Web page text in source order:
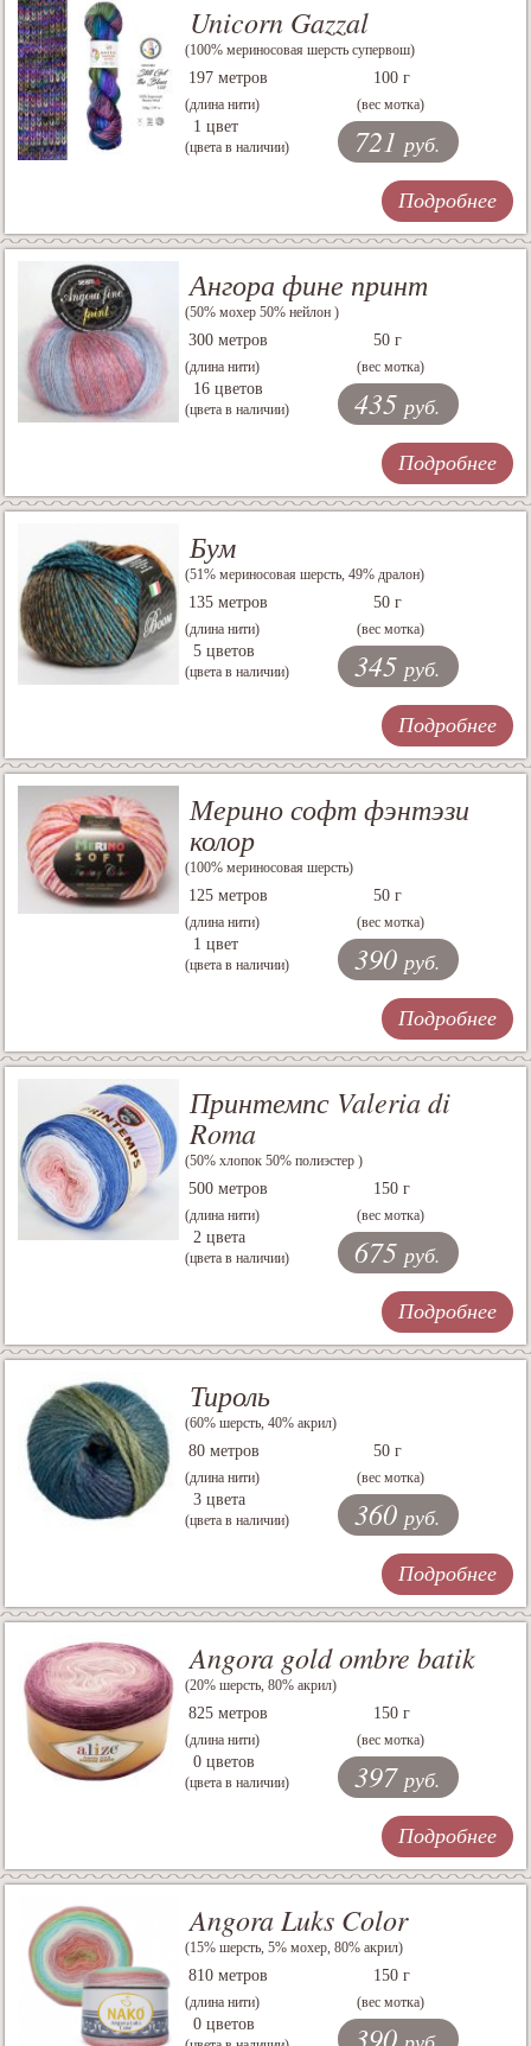
Unicorn Gazzal
(100% мериносовая шерсть супервош)
197 метров
(длина нити)
100 г
(вес мотка)
1 цвет
(цвета в наличии) 721 руб.
Подробнее
Ангора фине принт
(50% мохер 50% нейлон )
300 метров
(длина нити)
50 г
(вес мотка)
16 цветов
(цвета в наличии) 435 руб.
Подробнее
Бум
(51% мериносовая шерсть, 49% дралон)
135 метров
(длина нити)
50 г
(вес мотка)
5 цветов
(цвета в наличии) 345 руб.
Подробнее
Мерино софт фэнтэзи
колор
(100% мериносовая шерсть)
125 метров
(длина нити)
50 г
(вес мотка)
1 цвет
(цвета в наличии) 390 руб.
Подробнее
Принтемпс Valeria di
Roma
(50% хлопок 50% полиэстер )
500 метров
(длина нити)
150 г
(вес мотка)
2 цвета
(цвета в наличии) 675 руб.
Подробнее
Тироль
(60% шерсть, 40% акрил)
80 метров
(длина нити)
50 г
(вес мотка)
3 цвета
(цвета в наличии) 360 руб.
Подробнее
Angora gold ombre batik
(20% шерсть, 80% акрил)
825 метров
(длина нити)
150 г
(вес мотка)
0 цветов
(цвета в наличии) 397 руб.
Подробнее
Angora Luks Color
(15% шерсть, 5% мохер, 80% акрил)
810 метров
(длина нити)
150 г
(вес мотка)
0 цветов 390